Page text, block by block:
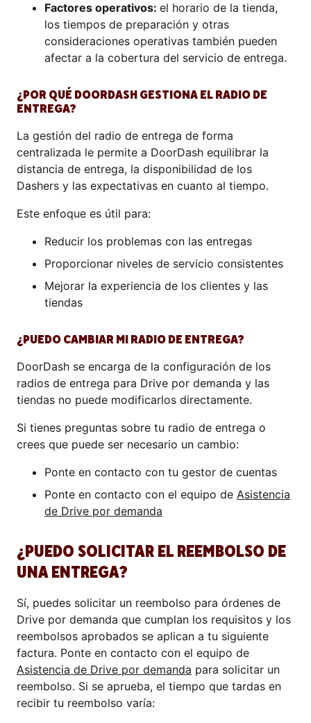
Factores operativos: el horario de la tienda,
los tiempos de preparación y otras
consideraciones operativas también pueden
afectar a la cobertura del servicio de entrega.
¿POR QUÉ DOORDASH GESTIONA EL RADIO DE
ENTREGA?
La gestión del radio de entrega de forma
centralizada le permite a DoorDash equilibrar la
distancia de entrega, la disponibilidad de los
Dashers y las expectativas en cuanto al tiempo.
Este enfoque es útil para:
Reducir los problemas con las entregas
Proporcionar niveles de servicio consistentes
Mejorar la experiencia de los clientes y las
tiendas
¿PUEDO CAMBIAR MI RADIO DE ENTREGA?
DoorDash se encarga de la configuración de los
radios de entrega para Drive por demanda y las
tiendas no puede modificarlos directamente.
Si tienes preguntas sobre tu radio de entrega o
crees que puede ser necesario un cambio:
Ponte en contacto con tu gestor de cuentas
Ponte en contacto con el equipo de Asistencia
de Drive por demanda
¿PUEDO SOLICITAR EL REEMBOLSO DE
UNA ENTREGA?
Sí, puedes solicitar un reembolso para órdenes de
Drive por demanda que cumplan los requisitos y los
reembolsos aprobados se aplican a tu siguiente
factura. Ponte en contacto con el equipo de
Asistencia de Drive por demanda para solicitar un
reembolso. Si se aprueba, el tiempo que tardas en
recibir tu reembolso varía: